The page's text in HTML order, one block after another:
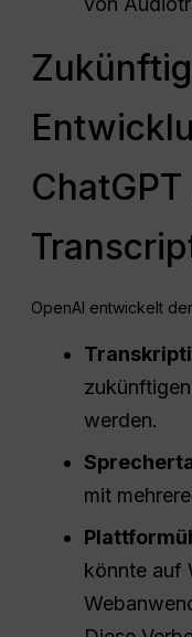
OpenAI entwickelt
werden.
mit
könnte auf